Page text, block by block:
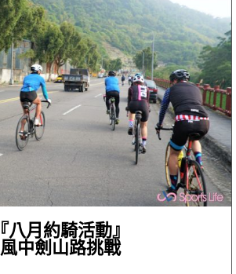
『八月約騎活動』
風中劍山路挑戰